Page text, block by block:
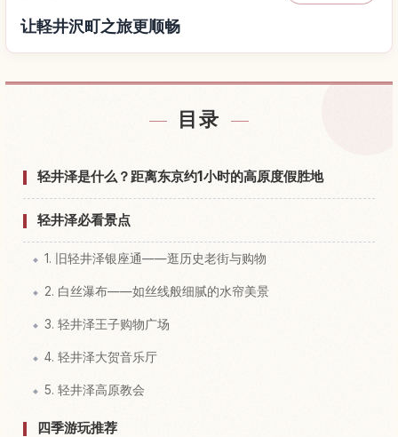
让軽井沢町之旅更顺畅
目录
轻井泽是什么？距离东京约1小时的高原度假胜地
轻井泽必看景点
1. 旧轻井泽银座通——逛历史老街与购物
2. 白丝瀑布——如丝线般细腻的水帘美景
3. 轻井泽王子购物广场
4. 轻井泽大贺音乐厅
5. 轻井泽高原教会
四季游玩推荐